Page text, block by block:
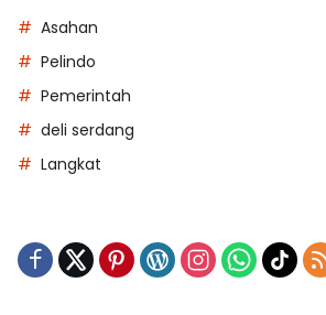
Asahan
Pelindo
Pemerintah
deli serdang
Langkat